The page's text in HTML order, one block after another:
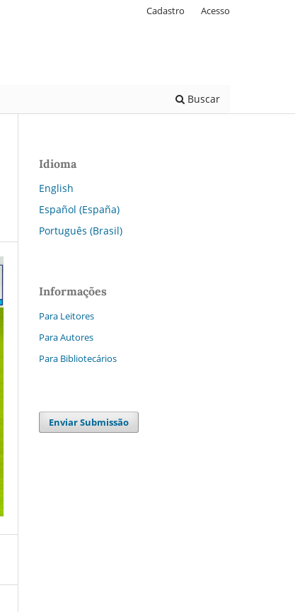
Buscar
Cadastro Acesso
Idioma
English
Español (España)
Português (Brasil)
Informações
Para Leitores
Para Autores
Para Bibliotecários
Enviar Submissão